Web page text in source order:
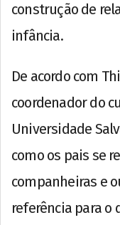
construção de
infância.
De acordo com
coordenador do
Universidade
como os pais se
companheiras e
referência para o